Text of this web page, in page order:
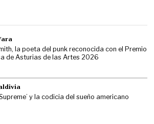
la poeta del punk reconocida con el Premio
de Asturias de las Artes 2026
y la codicia del sueño americano